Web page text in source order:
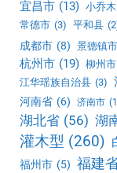
宜昌市 (13) 小乔木
常德市 (3) 平和县
成都市 (8) 景德镇市
杭州市 (19) 柳州市
江华瑶族自治县 (3)
河南省 (6) 济南市
湖北省 (56) 湖
灌木型 (260)
福州市 (5) 福建